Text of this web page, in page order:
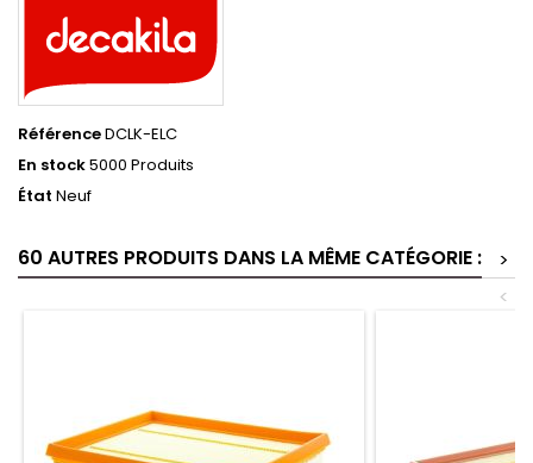
RéférenceDCLK-ELC
En stock5000 Produits
État Neuf
60 AUTRES PRODUITS DANS LA MÊME CATÉGORIE :
>
<